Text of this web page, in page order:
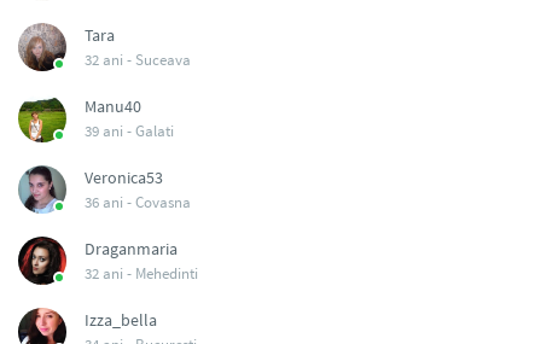
Tara
32 ani - Suceava
Manu40
39 ani -Galati
Veronica53
36 ani -Covasna
Draganmaria
32 ani - Mehedinti
Izza_bella